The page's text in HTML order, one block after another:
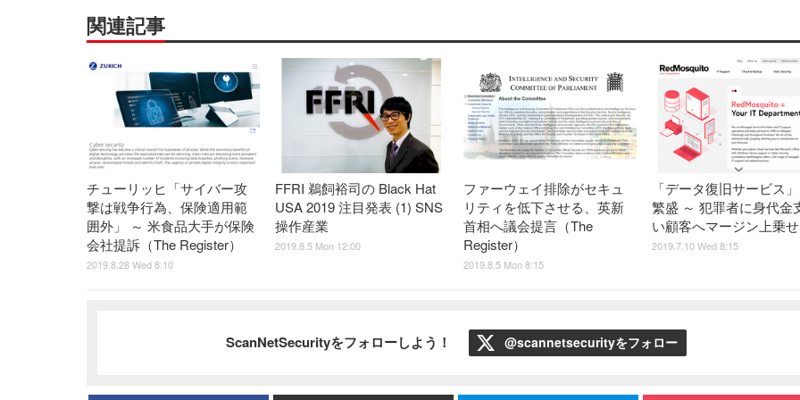
関連記事
チューリッヒ「サイバー攻
撃は戦争行為、保険適用範
囲外」 ～ 米食品大手が保険
会社提訴（The Register）
2019.8.28 Wed 8:10
FFRI 鵜飼裕司の Black Hat
USA 2019 注目発表 (1) SNS
操作産業
2019.8.5 Mon 12:00
ファーウェイ排除がセキュ
リティを低下させる、英新
首相へ議会提言（The
Register）
2019.8.5 Mon 8:15
「データ復旧サービス
繁盛 ～ 犯罪者に身代金
い顧客へマージン上乗せ
2019.7.10 Wed 8:15
ScanNetSecurityをフォローしよう！ @scannetsecurityをフォロー